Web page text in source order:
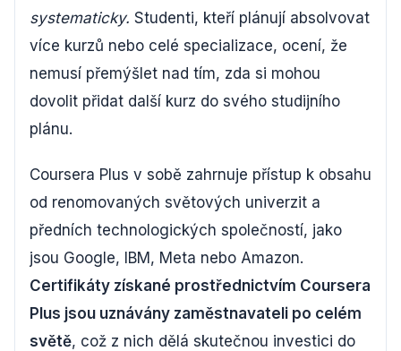
systematicky. Studenti, kteří plánují absolvovat
více kurzů nebo celé specializace, ocení, že
nemusí přemýšlet nad tím, zda si mohou
dovolit přidat další kurz do svého studijního
plánu.
Coursera Plus v sobě zahrnuje přístup k obsahu
od renomovaných světových univerzit a
předních technologických společností, jako
jsou Google, IBM, Meta nebo Amazon.
Certifikáty získané prostřednictvím Coursera
Plus jsou uznávány zaměstnavateli po celém
světě, což z nich dělá skutečnou investici do